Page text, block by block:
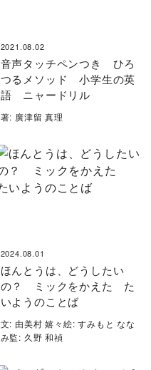
2021.08.02
音声タッチペンつき ひろ
つるメソッド 小学生の英
語 ニャードリル
著: 廣津留 真理
2024.08.01
ほんとうは、どうしたい
の？ ミックをかえた た
いようのことば
文: 由美村 嬉々絵: すみもと なな
み監: 久野 和禎